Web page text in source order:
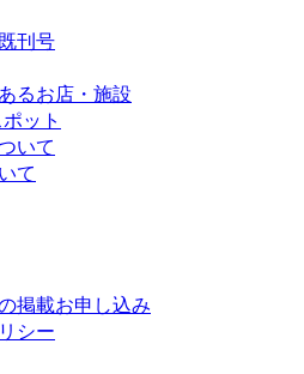
刊号
るお店・施設
ット
いて
て
掲載お申し込み
シー